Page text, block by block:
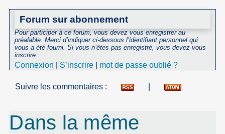
Forum sur abonnement
Pour participer à ce forum, vous devez vous enregistrer au
préalable. Merci d’indiquer ci-dessous l’identifiant personnel qui
vous a été fourni. Si vous n’êtes pas enregistré, vous devez vous
inscrire.
Connexion S’inscrire mot de passe oublié ?
Suivre les commentaires :
Dans la même